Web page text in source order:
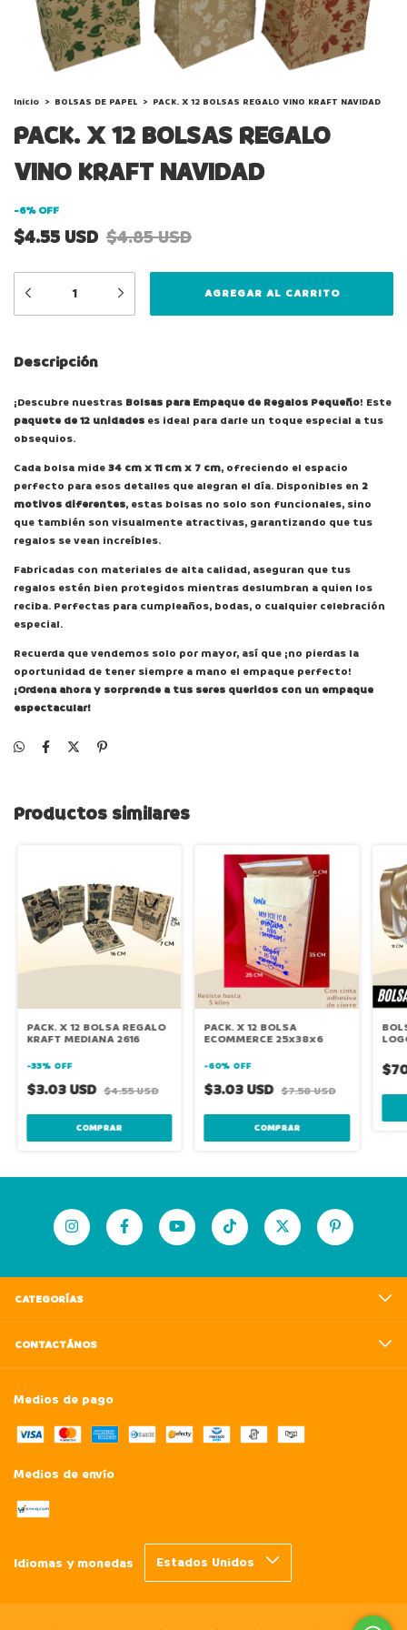
Inicio > BOLSAS DE PAPEL > PACK. X 12 BOLSAS REGALO VINO KRAFT NAVIDAD
PACK. X 12 BOLSAS REGALO
VINO KRAFT NAVIDAD
-6%OFF
$4.55 USD $4.85 USD
Descripción
¡Descubre nuestras Bolsas para Empaque de Regalos Pequeño! Este
paquete de 12 unidades es ideal para darle un toque especial a tus
obsequios.
Cada bolsa mide34 cm x 11 cm x 7 cm, ofreciendo el espacio
perfecto para esos detalles que alegran el día. Disponibles en 2
motivos diferentes, estas bolsas no solo son funcionales, sino
que también son visualmente atractivas, garantizando que tus
regalos se vean increíbles.
Fabricadas con materiales de alta calidad, aseguran que tus
regalos estén bien protegidos mientras deslumbran a quien los
reciba. Perfectas para cumpleaños, bodas, o cualquier celebración
especial.
Recuerda que vendemos solo por mayor, así que ¡no pierdas la
oportunidad de tener siempre a mano el empaque perfecto!
¡Ordena ahora y sorprende a tus seres queridos con un empaque
espectacular!
Productos similares
PACK. X 12 BOLSA REGALO
KRAFT MEDIANA 2616
-33% OFF
$3.03 USD $4.55 USD
PACK. X 12 BOLSA
ECOMMERCE 25x38x6
-60% OFF
$3.03 USD $7.58 USD
COMPRAR
CATEGORÍAS
CONTACTÁNOS
Medios de pago
Medios de envío
Idiomas y monedas